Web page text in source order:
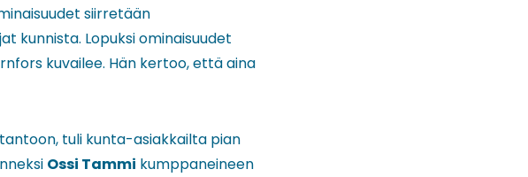
siirretään
kunnista. Lopuksi ominaisuudet
kuvailee. Hän kertoo, että aina
tuli kunta-asiakkailta pian
Ossi Tammi kumppaneineen